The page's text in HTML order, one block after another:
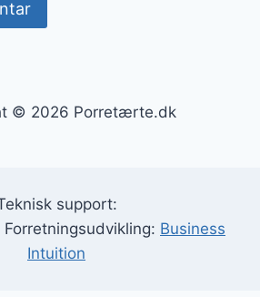
© 2026 Porretærte.dk
support:
Business
Intuition